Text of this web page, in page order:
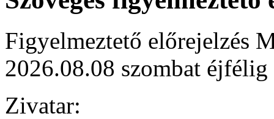
Figyelmeztető előrejelzés
2026.08.08 szombat éjfélig
Zivatar: